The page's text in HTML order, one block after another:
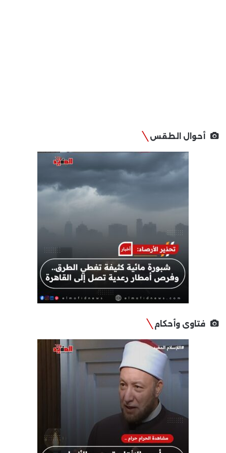
أحوال الطقس
فتاوى وأحكام